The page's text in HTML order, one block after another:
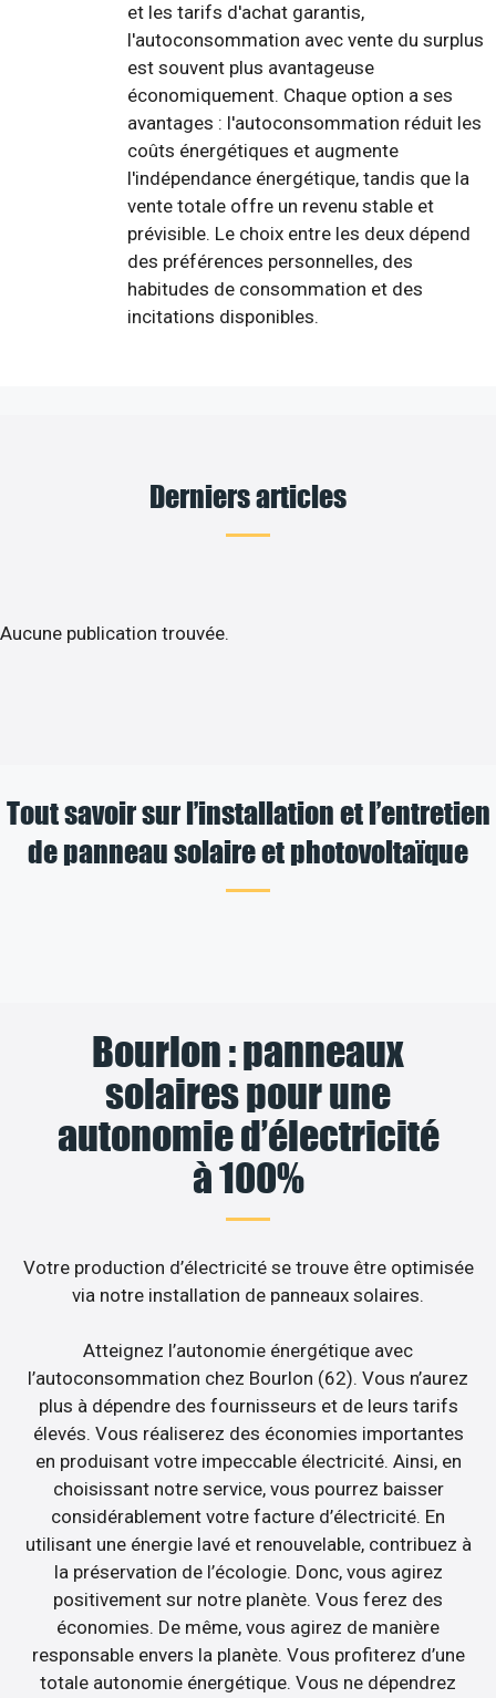
et les tarifs d'achat garantis,
l'autoconsommation avec vente du surplus
est souvent plus avantageuse
économiquement. Chaque option a ses
avantages : l'autoconsommation réduit les
coûts énergétiques et augmente
l'indépendance énergétique, tandis que la
vente totale offre un revenu stable et
prévisible. Le choix entre les deux dépend
des préférences personnelles, des
habitudes de consommation et des
incitations disponibles.
Derniers articles
Aucune publication trouvée.
Tout savoir sur l’installation et l’entretien
de panneau solaire et photovoltaïque
Bourlon : panneaux
solaires pour une
autonomie d’électricité
à 100%
Votre production d’électricité se trouve être optimisée
via notre installation de panneaux solaires.
Atteignez l’autonomie énergétique avec
l’autoconsommation chez Bourlon (62). Vous n’aurez
plus à dépendre des fournisseurs et de leurs tarifs
élevés. Vous réaliserez des économies importantes
en produisant votre impeccable électricité. Ainsi, en
choisissant notre service, vous pourrez baisser
considérablement votre facture d’électricité. En
utilisant une énergie lavé et renouvelable, contribuez à
la préservation de l’écologie. Donc, vous agirez
positivement sur notre planète. Vous ferez des
économies. De même, vous agirez de manière
responsable envers la planète. Vous profiterez d’une
totale autonomie énergétique. Vous ne dépendrez